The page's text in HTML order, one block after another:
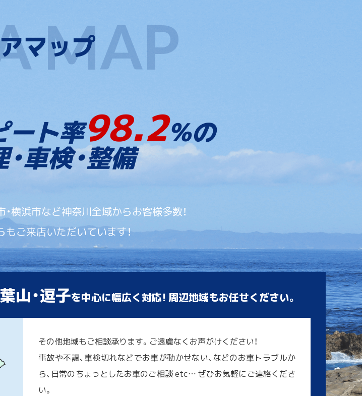
マップ
ート率98.2%の
車検・整備
・横浜市など神奈川全域からお客様多数！
ご来店いただいています！
山・逗子を中心に幅広く対応! 周辺地域もお任せください。
その他地域もご相談承ります。ご遠慮なくお声がけください！
事故や不調、車検切れなどでお車が動かせない、などのお車トラブルか
ら、日常のちょっとしたお車のご相談 etc… ぜひお気軽にご連絡くださ
い。